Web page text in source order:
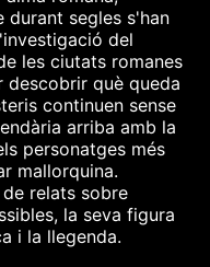
durant segles s'han
del
les ciutats romanes
descobrir què queda
continuen sense
arriba amb la
personatges més
mallorquina.
relats sobre
la seva figura
i la llegenda.